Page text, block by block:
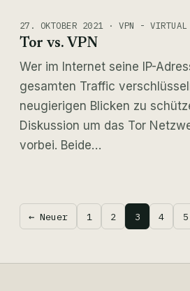
27. OKTOBER 2021 · VPN - VIRTUAL
Tor vs. VPN
Wer im Internet seine IP-
gesamten Traffic
neugierigen Blicken zu
Diskussion um das Tor
vorbei. Beide…
← Neuer 1 2 3 4 5